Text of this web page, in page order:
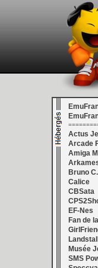
Actus
Arcade
Amiga
Bruno
Calice
CBSata
EF-Nes
Fan de
Musée
SMS